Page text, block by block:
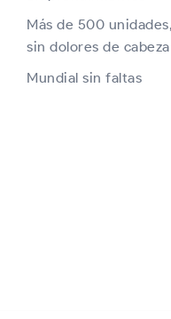
Más de 500
sin dolores de
Mundial sin faltas